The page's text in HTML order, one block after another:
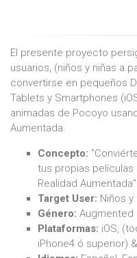
El presente proyecto
usuarios, (niños y niñas a
convertirse en pequeños
Tablets y Smartphones
animadas de Pocoyo
Aumentada.
Concepto:
tus propias películas
Realidad Aumentada".
Target User: Niños y
Género: Augmented
Plataformas: iOS,
iPhone4 ó superior)